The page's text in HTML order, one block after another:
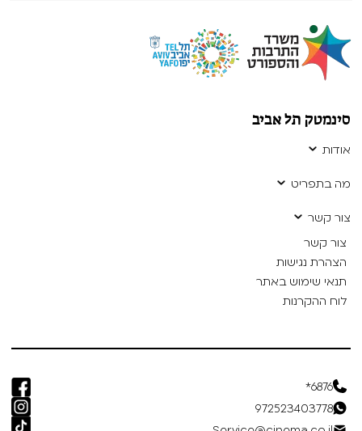
סינמטק תל אביב
אודות
מה בתפריט
צור קשר
צור קשר
הצהרת נגישות
תנאי שימוש באתר
לוח ההקרנות
6876*
972523403778